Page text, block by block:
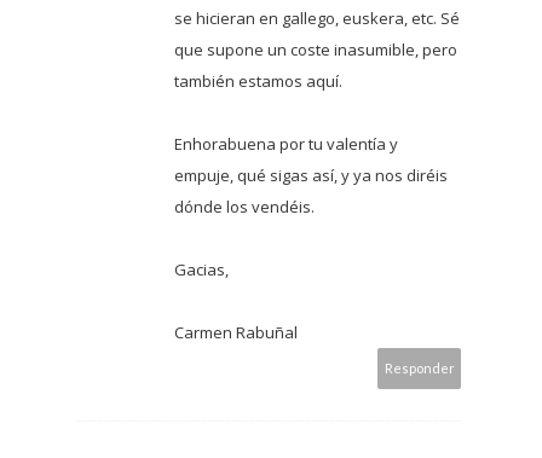
se hicieran en gallego, euskera, etc. Sé
que supone un coste inasumible, pero
también estamos aquí.
Enhorabuena por tu valentía y
empuje, qué sigas así, y ya nos diréis
dónde los vendéis.
Gacias,
Carmen Rabuñal
Responder